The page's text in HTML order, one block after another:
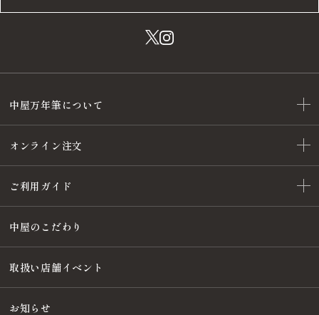
中屋万年筆について
オンライン注文
ご利用ガイド
中屋のこだわり
取扱い店舗イベント
お知らせ